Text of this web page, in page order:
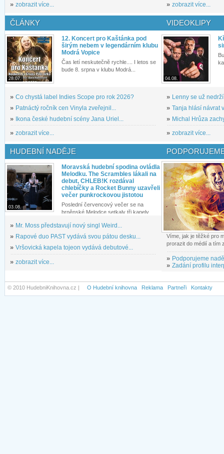
» zobrazit více... » zobrazit více...
ČLÁNKY
28.07.
12. Koncert pro Kaštánka pod
širým nebem v legendárním klubu
Modrá Vopice
Čas letí neskutečně rychle.... I letos se
bude 8. srpna v klubu Modrá...
» Co chystá label Indies Scope pro rok 2026?
» Patnáctý ročník cen Vinyla zveřejnil...
»
Ikona české hudební scény Jana Uriel...
» zobrazit více...
VIDEOKLIPY
04.08.
» Lenny se už
» Tanja hlásí návrat
» Michal Hrůza
» zobrazit více...
HUDEBNÍ NADĚJE
03.08.
Moravská hudební spodina ovládla
Melodku. The Scrambles lákali na
debut, CHLEB!K rozdával
chlebíčky a Rocket Bunny uzavřeli
večer punkrockovou jistotou
Poslední červencový večer se na
brněnské Melodce setkaly tři kapely...
» Mr. Moss představují nový singl Weird...
» Rapové duo PAST vydává svou pátou desku...
» Vršovická kapela tojeon vydává debutové...
» zobrazit více...
Víme, jak je těžké pro
prorazit do médií a tím
» Podporujeme
» Zadání profilu
© 2010 HudebniKnihovna.cz | O Hudební knihovna Reklama Partneři Kontakty